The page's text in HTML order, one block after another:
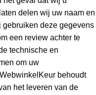
delen wij uw naam en
deze gegevens
een review achter te
technische en
om uw
behoudt
het leveren van de